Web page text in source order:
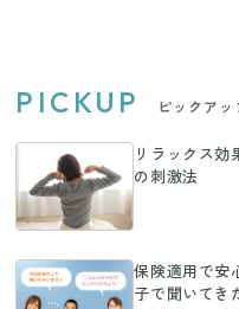
PICKUP ピックアッ
リラックス効
の刺激法
保険適用で安
子で聞いてき